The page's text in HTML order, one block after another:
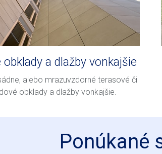
obklady a dlažby vonkajšie
alebo mrazuvzdorné terasové či
obklady a dlažby vonkajšie.
Ponúkané